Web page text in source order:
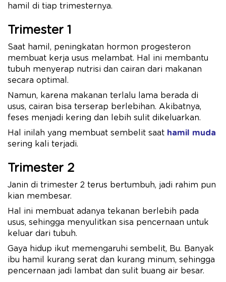
hamil di tiap trimesternya.
Trimester 1
Saat hamil, peningkatan hormon progesteron
membuat kerja usus melambat. Hal ini membantu
tubuh menyerap nutrisi dan cairan dari makanan
secara optimal.
Namun, karena makanan terlalu lama berada di
usus, cairan bisa terserap berlebihan. Akibatnya,
feses menjadi kering dan lebih sulit dikeluarkan.
Hal inilah yang membuat sembelit saat hamil muda
sering kali terjadi.
Trimester 2
Janin di trimester 2 terus bertumbuh, jadi rahim pun
kian membesar.
Hal ini membuat adanya tekanan berlebih pada
usus, sehingga menyulitkan sisa pencernaan untuk
keluar dari tubuh.
Gaya hidup ikut memengaruhi sembelit, Bu. Banyak
ibu hamil kurang serat dan kurang minum, sehingga
pencernaan jadi lambat dan sulit buang air besar.